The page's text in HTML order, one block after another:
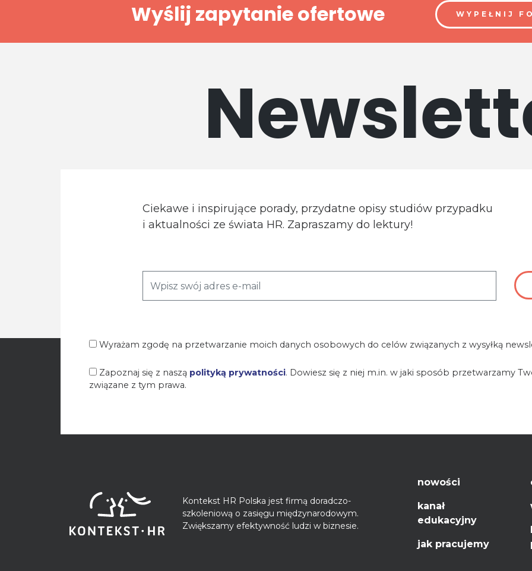
Wyślij zapytanie ofertowe WYPEŁNIJ
Ciekawe i inspirujące porady, przydatne opisy studiów przypadku
i aktualności ze świata HR. Zapraszamy do lektury!
Wyrażam zgodę na przetwarzanie moich danych osobowych do celów związanych z wysyłką
Zapoznaj się z naszą polityką prywatności. Dowiesz się z niej m.in. w jaki sposób przetwarzamy
związane z tym prawa.
Kontekst HR Polska jest firmą doradczo-
szkoleniową o zasięgu międzynarodowym.
Zwiększamy efektywność ludzi w biznesie.
nowości
kanał
edukacyjny
jak pracujemy